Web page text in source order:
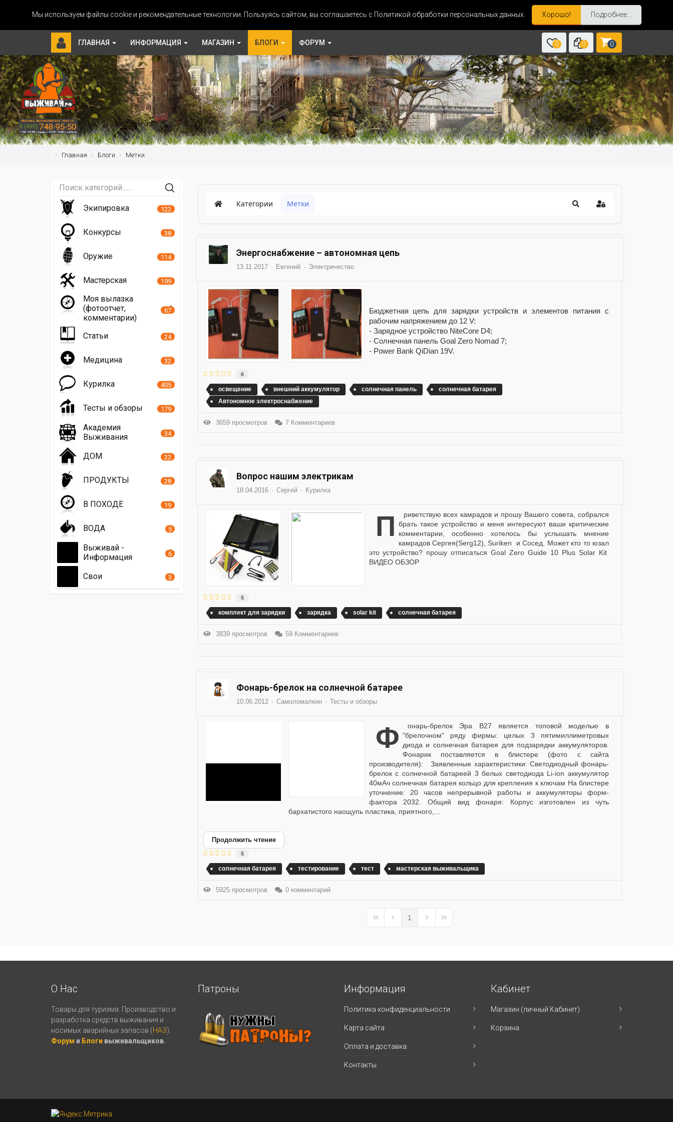
Мы используем файлы cookie и рекомендательные технологии. Пользуясь сайтом, вы соглашаетесь с Политикой обработки персональных данных. Хорошо! Подробнее...
ГЛАВНАЯ ИНФОРМАЦИЯ МАГАЗИН БЛОГИ ФОРУМ 0 0 0
Главная Блоги Метки
Категории Метки
Энергоснабжение – автономная цепь
13.11.2017 Евгений Электричество
Бюджетная цепь для зарядки устройств и элементов питания с
рабочим напряжением до 12 V:
- Зарядное устройство NiteCore D4;
- Солнечная панель Goal Zero Nomad 7;
- Power Bank QiDian 19V.
6
освещение внешний аккумулятор солнечная панель
солнечная батарея
Автономное электроснабжение
3659 просмотров 7 Комментариев
Вопрос нашим электрикам
18.04.2016 Сергей Курилка
Приветствую всех камрадов и прошу Вашего совета, собрался брать такое устройство и меня интересуют ваши критические
комментарии, особенно хотелось бы услышать мнение
камрадов Сергея(Serg12), Suriken и Сосед. Может кто то юзал
это устройство? прошу отписаться Goal Zero Guide 10 Plus Solar Kit
ВИДЕО ОБЗОР
5
комплект для зарядки зарядка solar kit солнечная батарея
3839 просмотров 59 Комментариев
Фонарь-брелок на солнечной батарее
10.06.2012 Самоломалкин Тесты и обзоры
Фонарь-брелок Эра B27 является топовой моделью в "брелочном" ряду фирмы: целых 3 пятимиллиметровых
диода и солнечная батарея для подзарядки аккумуляторов.
Фонарик поставляется в блистере (фото с сайта
производителя): Заявленные характеристики: Светодиодный фонарь-
брелок с солнечной батареей 3 белых светодиода Li-ion аккумулятор
40мАч солнечная батарея кольцо для крепления к ключам На блистере
уточнение: 20 часов непрерывной работы и аккумуляторы форм-
фактора 2032. Общий вид фонаря: Корпус изготовлен из чуть
бархатистого наощупь пластика, приятного,...
Продолжить чтение
5
солнечная батарея тестирование тест мастерская выживальщика
5925 просмотров 0 комментарий
First PagePrevious Page
1
Next PageLast Page
Экипировка 122
Конкурсы 38
Оружие 114
Мастерская 199
Моя вылазка
(фотоотчет,
комментарии)
67
Статьи 24
Медицина 32
Курилка 405
Тесты и обзоры 179
Академия
Выживания
34
ДОМ 22
ПРОДУКТЫ 28
В ПОХОДЕ 19
ВОДА 5
Выживай -
Информация
6
Свои 3
О Нас
Товары для туризма. Производство и
разработка средств выживания и
носимых аварийных запасов (НАЗ).
Форум и Блоги выживальщиков.
Патроны Информация
Политика конфиденциальности
Карта сайта
Оплата и доставка
Контакты
Кабинет
Магазин (личный Кабинет)
Корзина